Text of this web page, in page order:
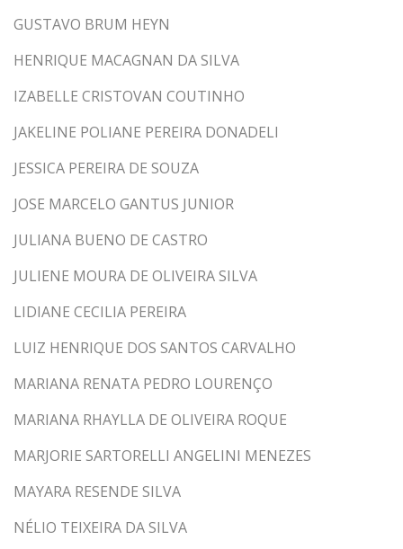
GUSTAVO BRUM HEYN
HENRIQUE MACAGNAN DA SILVA
IZABELLE CRISTOVAN COUTINHO
JAKELINE POLIANE PEREIRA DONADELI
JESSICA PEREIRA DE SOUZA
JOSE MARCELO GANTUS JUNIOR
JULIANA BUENO DE CASTRO
JULIENE MOURA DE OLIVEIRA SILVA
LIDIANE CECILIA PEREIRA
LUIZ HENRIQUE DOS SANTOS CARVALHO
MARIANA RENATA PEDRO LOURENÇO
MARIANA RHAYLLA DE OLIVEIRA ROQUE
MARJORIE SARTORELLI ANGELINI MENEZES
MAYARA RESENDE SILVA
NÉLIO TEIXEIRA DA SILVA